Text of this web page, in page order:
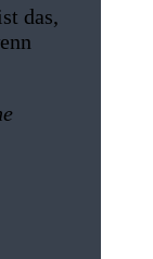
das,